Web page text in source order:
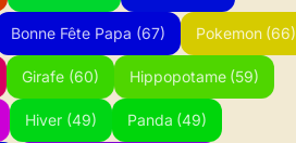
Bonne Fête Papa (67) Pokemon (66)
Girafe (60) Hippopotame (59)
Hiver (49) Panda (49)